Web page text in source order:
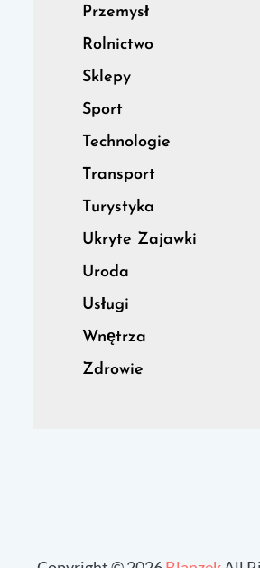
Przemysł
Rolnictwo
Sklepy
Sport
Technologie
Transport
Turystyka
Ukryte Zajawki
Uroda
Usługi
Wnętrza
Zdrowie